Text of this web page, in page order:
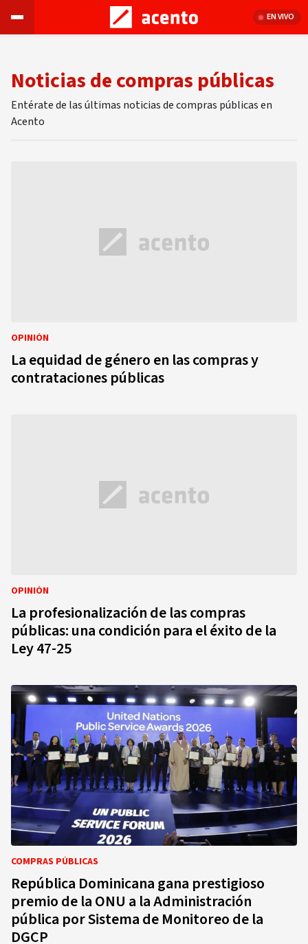
EN VIVO
Noticias de compras públicas
Entérate de las últimas noticias de compras públicas en
Acento
OPINIÓN
La equidad de género en las compras y
contrataciones públicas
OPINIÓN
La profesionalización de las compras
públicas: una condición para el éxito de la
Ley 47-25
COMPRAS PÚBLICAS
República Dominicana gana prestigioso
premio de la ONU a la Administración
pública por Sistema de Monitoreo de la
DGCP